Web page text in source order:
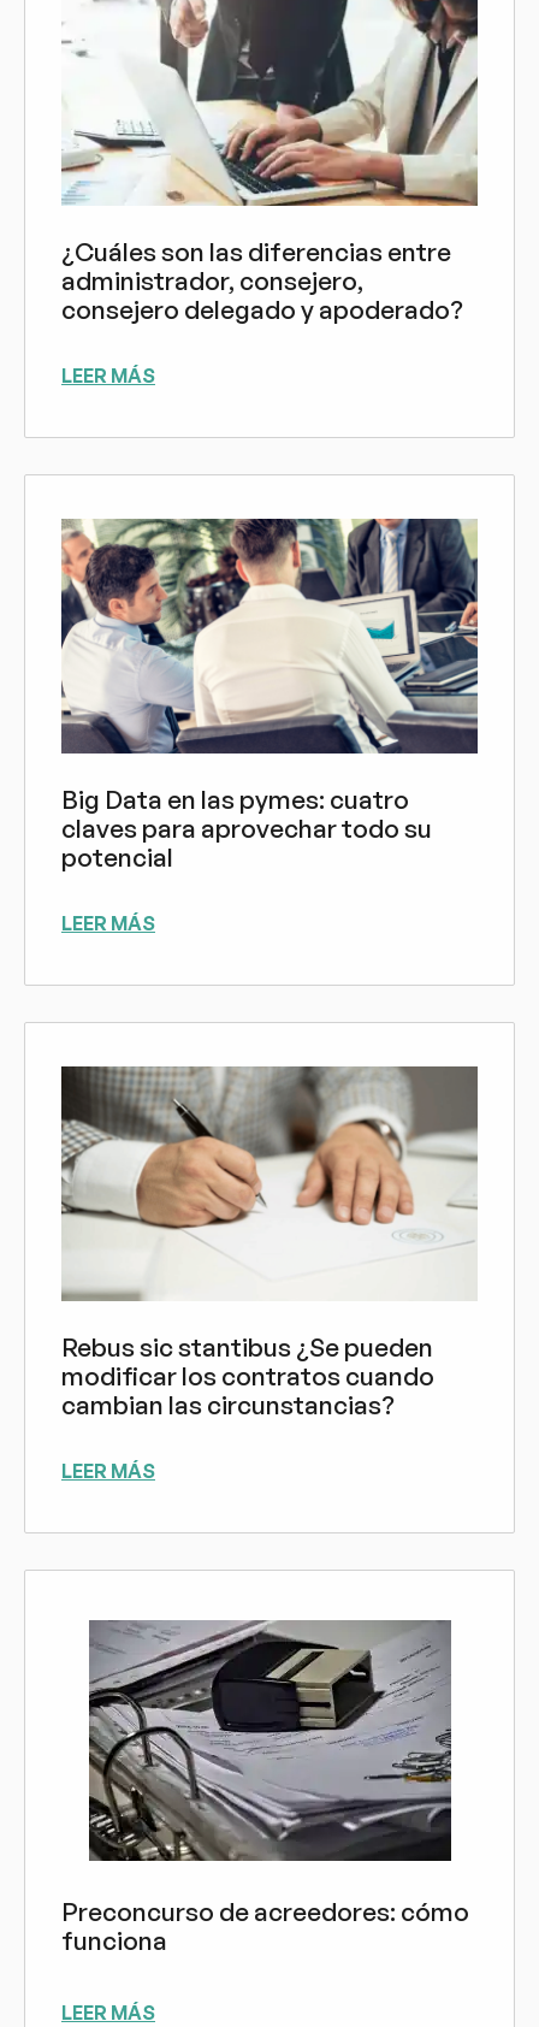
¿Cuáles son las diferencias entre
administrador, consejero,
consejero delegado y apoderado?
LEER MÁS
Big Data en las pymes: cuatro
claves para aprovechar todo su
potencial
LEER MÁS
Rebus sic stantibus ¿Se pueden
modificar los contratos cuando
cambian las circunstancias?
LEER MÁS
Preconcurso de acreedores: cómo
funciona
LEER MÁS